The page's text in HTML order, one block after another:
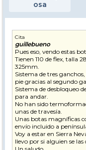
osa
Cita
guillebueno
Pues eso, vendo estas
Tienen 110 de flex, talla
325mm.
Sistema de tres
pie gracias al segundo
Sistema de desbloqueo
para andar.
No han sido
unas de travesía.
Unas botas magníficas
envío incluido a
Voy a estar en Sierra
llevo por si alguien se